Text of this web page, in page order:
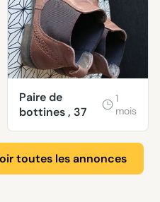
Paire de
bottines , 37
1
mois
toutes les annonces